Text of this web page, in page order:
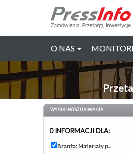
O NAS
WYNIKI WYSZUKIWANIA
0 INFORMACJI DLA:
Branża: Materiały p...